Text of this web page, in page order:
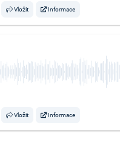
Vložit Informace
Vložit Informace